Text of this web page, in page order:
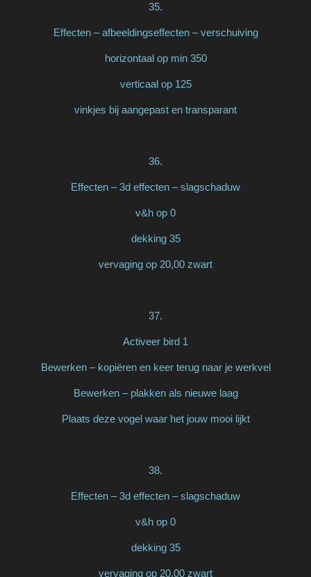
35.
Effecten – afbeeldingseffecten – verschuiving
horizontaal op min 350
verticaal op 125
vinkjes bij aangepast en transparant
36.
Effecten – 3d effecten – slagschaduw
v&h op 0
dekking 35
vervaging op 20,00 zwart
37.
Activeer bird 1
Bewerken – kopiëren en keer terug naar je werkvel
Bewerken – plakken als nieuwe laag
Plaats deze vogel waar het jouw mooi lijkt
38.
Effecten – 3d effecten – slagschaduw
v&h op 0
dekking 35
vervaging op 20,00 zwart